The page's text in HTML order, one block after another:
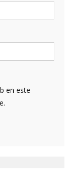
en este